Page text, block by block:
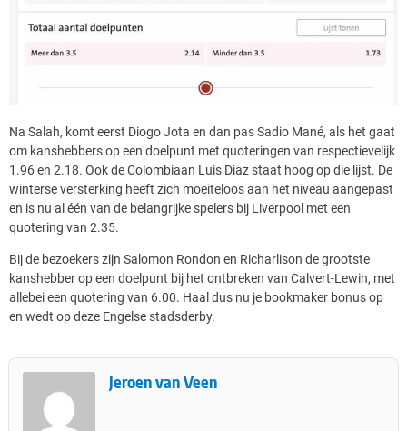
Na Salah, komt eerst Diogo Jota en dan pas Sadio Mané, als het gaat
om kanshebbers op een doelpunt met quoteringen van respectievelijk
1.96 en 2.18. Ook de Colombiaan Luis Diaz staat hoog op die lijst. De
winterse versterking heeft zich moeiteloos aan het niveau aangepast
en is nu al één van de belangrijke spelers bij Liverpool met een
quotering van 2.35.
Bij de bezoekers zijn Salomon Rondon en Richarlison de grootste
kanshebber op een doelpunt bij het ontbreken van Calvert-Lewin, met
allebei een quotering van 6.00. Haal dus nu je bookmaker bonus op
en wedt op deze Engelse stadsderby.
Jeroen van Veen